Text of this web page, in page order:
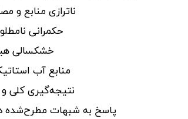
ناترازی منابع و
حکمرانی
خشکسالی
منابع آب
نتیجه‌گیری کلی و
پاسخ به شبهات